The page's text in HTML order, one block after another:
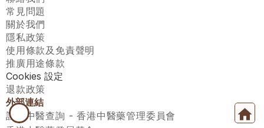
常見問題
關於我們
隱私政策
使用條款及免責聲明
推廣用途條款
Cookies 設定
退款政策
外部連結
註冊中醫查詢 - 香港中醫藥管理委員會